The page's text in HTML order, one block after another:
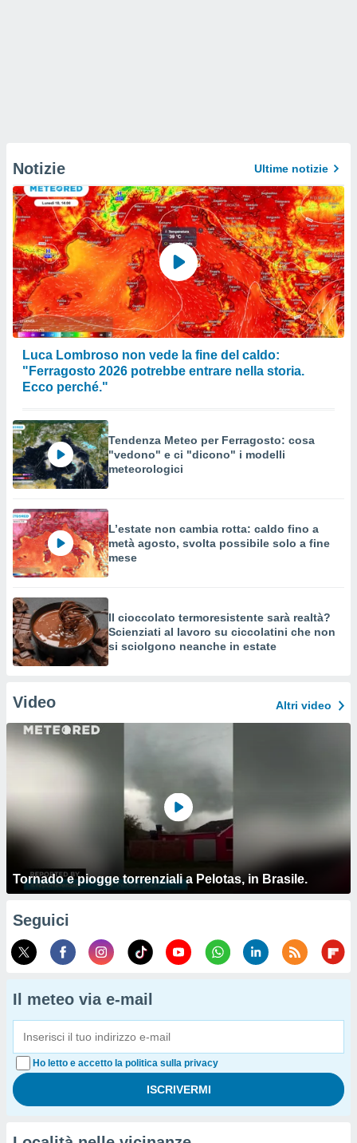
Notizie Ultime notizie
Luca Lombroso non vede la fine del caldo:
"Ferragosto 2026 potrebbe entrare nella storia.
Ecco perché."
Tendenza Meteo per Ferragosto: cosa
"vedono" e ci "dicono" i modelli
meteorologici
L’estate non cambia rotta: caldo fino a
metà agosto, svolta possibile solo a fine
mese
Il cioccolato termoresistente sarà realtà?
Scienziati al lavoro su ciccolatini che non
si sciolgono neanche in estate
Video Altri video
Tornado e piogge torrenziali a Pelotas, in Brasile.
Seguici
Il meteo via e-mail
Ho letto e accetto la politica sulla privacy